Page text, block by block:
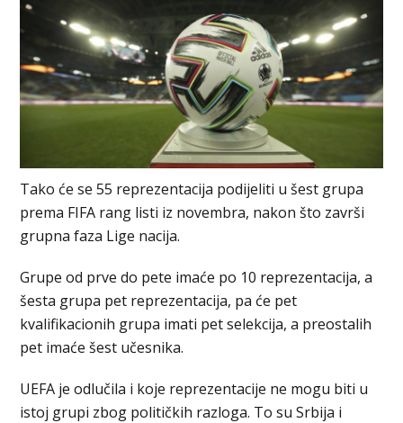
Tako će se 55 reprezentacija podijeliti u šest grupa
prema FIFA rang listi iz novembra, nakon što završi
grupna faza Lige nacija.
Grupe od prve do pete imaće po 10 reprezentacija, a
šesta grupa pet reprezentacija, pa će pet
kvalifikacionih grupa imati pet selekcija, a preostalih
pet imaće šest učesnika.
UEFA je odlučila i koje reprezentacije ne mogu biti u
istoj grupi zbog političkih razloga. To su Srbija i